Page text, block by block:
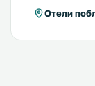
Отели